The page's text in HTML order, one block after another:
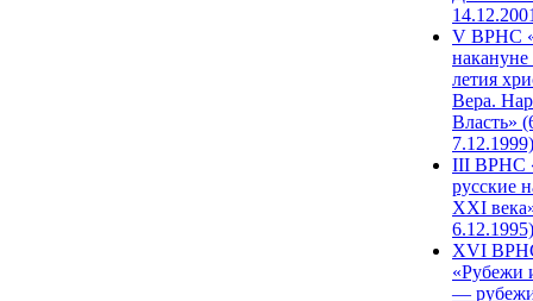
V ВРНС
накануне
летия
Вера.
Власть»
7.12.1999)
III ВРНС
русские
XXI
6.12.1995)
XVI
«Рубежи
—